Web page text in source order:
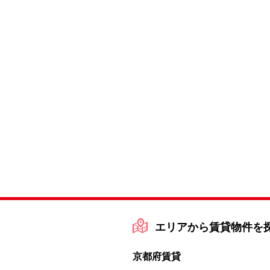
エリアから賃貸物件を
京都府賃貸